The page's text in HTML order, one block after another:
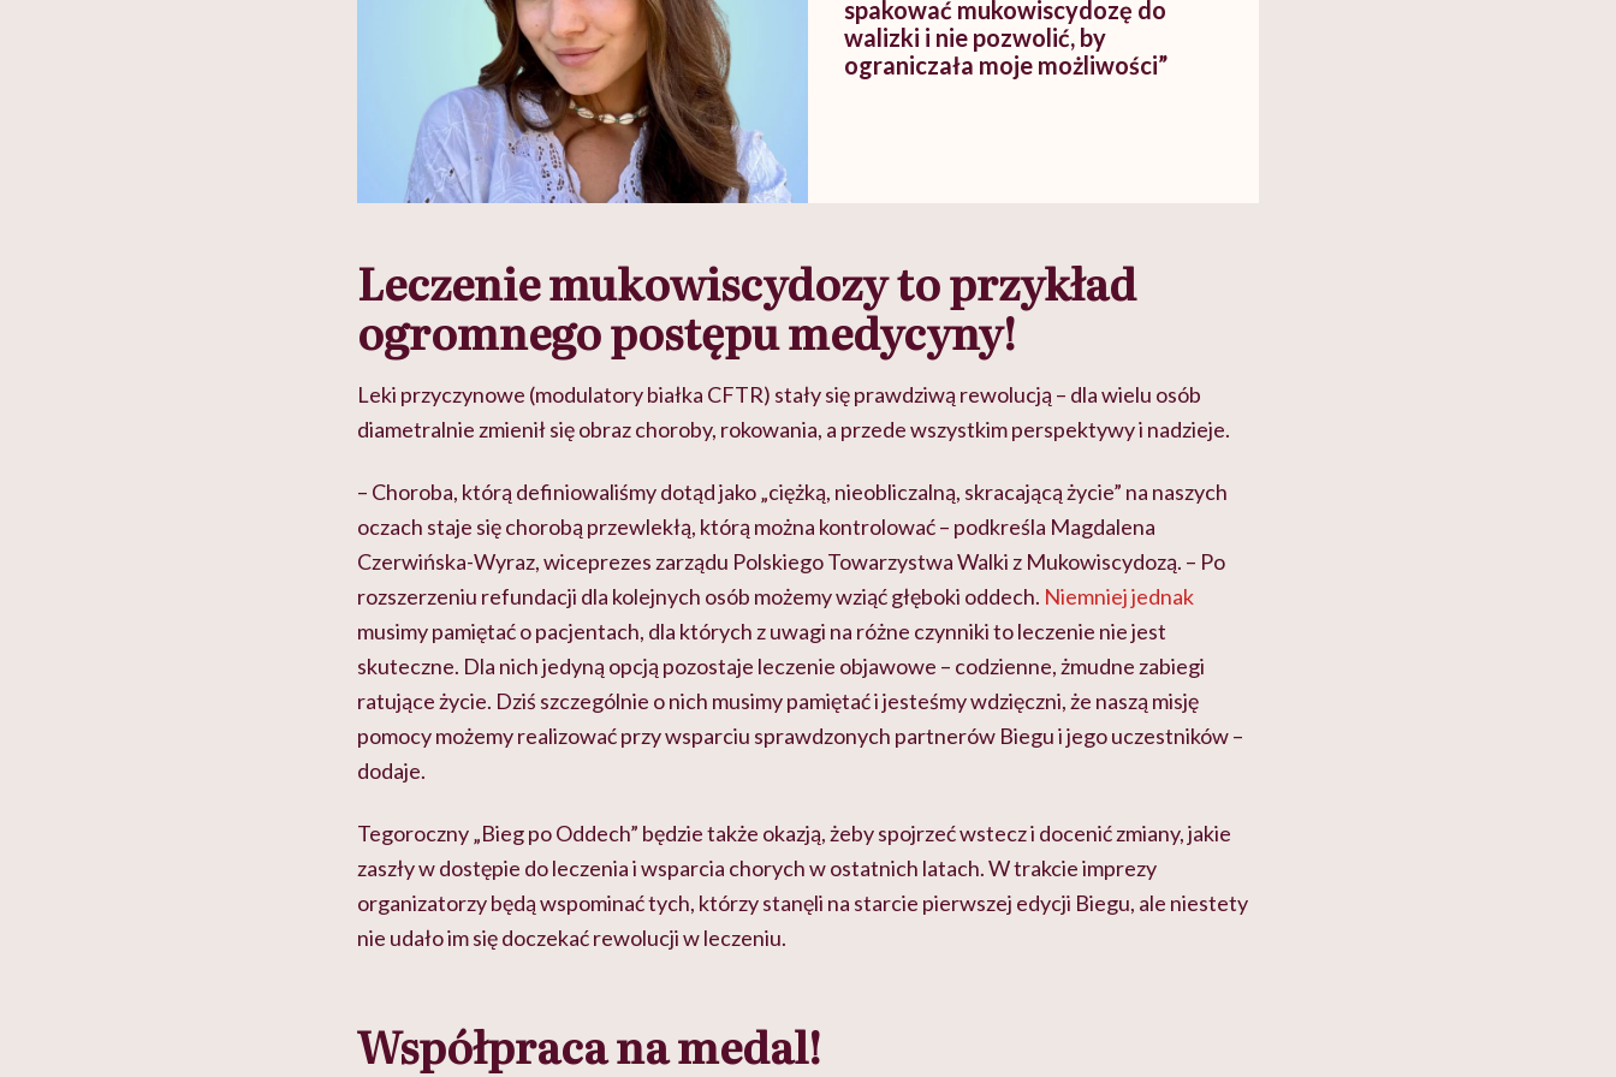
spakować mukowiscydozę do
walizki i nie pozwolić, by
ograniczała moje możliwości”
Leczenie mukowiscydozy to przykład
ogromnego postępu medycyny!
Leki przyczynowe (modulatory białka CFTR) stały się prawdziwą rewolucją – dla wielu osób
diametralnie zmienił się obraz choroby, rokowania, a przede wszystkim perspektywy i nadzieje.
– Choroba, którą definiowaliśmy dotąd jako „ciężką, nieobliczalną, skracającą życie” na naszych
oczach staje się chorobą przewlekłą, którą można kontrolować – podkreśla Magdalena
Czerwińska-Wyraz, wiceprezes zarządu Polskiego Towarzystwa Walki z Mukowiscydozą. – Po
rozszerzeniu refundacji dla kolejnych osób możemy wziąć głęboki oddech. Niemniej jednak
musimy pamiętać o pacjentach, dla których z uwagi na różne czynniki to leczenie nie jest
skuteczne. Dla nich jedyną opcją pozostaje leczenie objawowe – codzienne, żmudne zabiegi
ratujące życie. Dziś szczególnie o nich musimy pamiętać i jesteśmy wdzięczni, że naszą misję
pomocy możemy realizować przy wsparciu sprawdzonych partnerów Biegu i jego uczestników –
dodaje.
Tegoroczny „Bieg po Oddech” będzie także okazją, żeby spojrzeć wstecz i docenić zmiany, jakie
zaszły w dostępie do leczenia i wsparcia chorych w ostatnich latach. W trakcie imprezy
organizatorzy będą wspominać tych, którzy stanęli na starcie pierwszej edycji Biegu, ale niestety
nie udało im się doczekać rewolucji w leczeniu.
Współpraca na medal!